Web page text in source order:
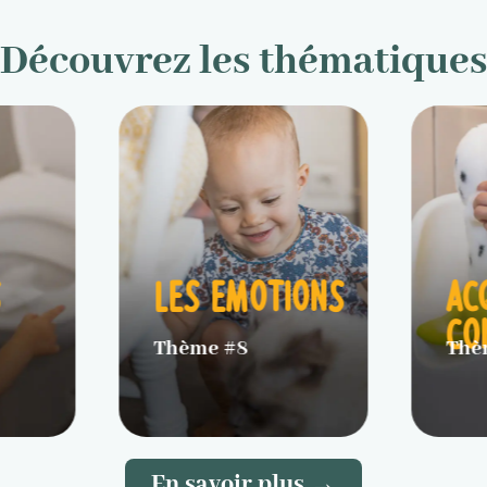
Découvrez les thématiques
LES PLEURS
Thème #2